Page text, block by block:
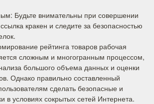
Будьте внимательны при совершении
кракен и следите за безопасностью
рейтинга товаров рабочая
сложным и многогранным процессом,
большого объема данных и оценки
Однако правильно составленный
сделать безопасные и
в условиях сокрытых сетей Интернета.